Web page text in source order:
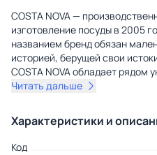
COSTA NOVA —
изготовление посуды в 2005
названием бренд обязан
историей, берущей свои
COSTA NOVA обладает рядом
Читать дальше
Характеристики и
Код